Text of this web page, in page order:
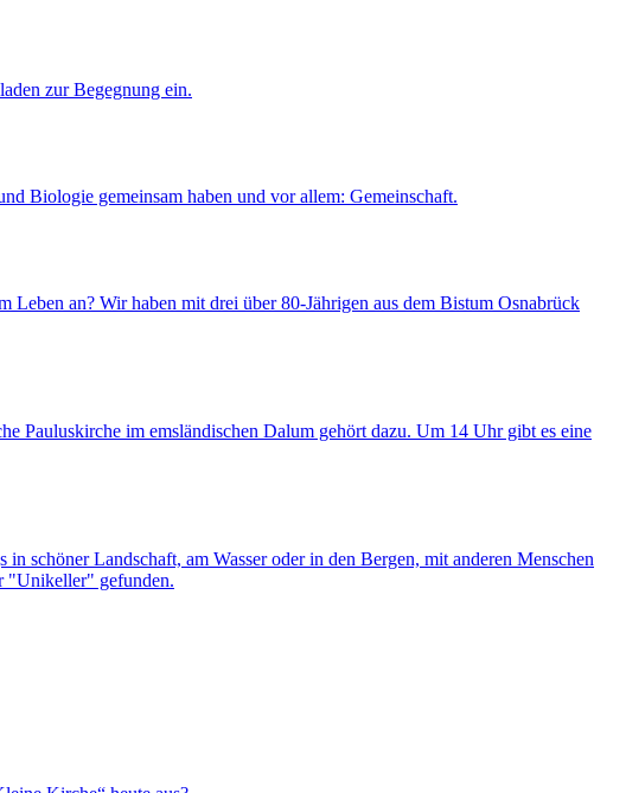
zur Begegnung ein.
Biologie gemeinsam haben und vor allem: Gemeinschaft.
an? Wir haben mit drei über 80-Jährigen aus dem Bistum Osnabrück
Pauluskirche im emsländischen Dalum gehört dazu. Um 14 Uhr gibt es eine
schöner Landschaft, am Wasser oder in den Bergen, mit anderen Menschen
"Unikeller" gefunden.